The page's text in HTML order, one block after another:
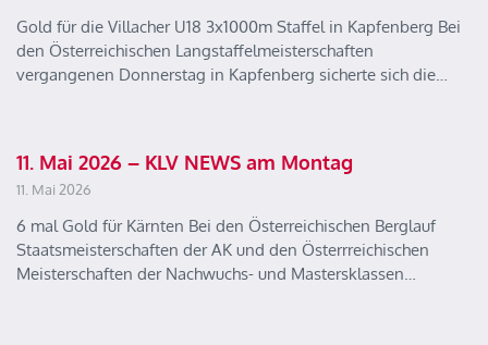
Gold für die Villacher U18 3x1000m Staffel in Kapfenberg Bei
den Österreichischen Langstaffelmeisterschaften
vergangenen Donnerstag in Kapfenberg sicherte sich die…
11. Mai 2026 – KLV NEWS am Montag
11. Mai 2026
6 mal Gold für Kärnten Bei den Österreichischen Berglauf
Staatsmeisterschaften der AK und den Österrreichischen
Meisterschaften der Nachwuchs- und Mastersklassen…